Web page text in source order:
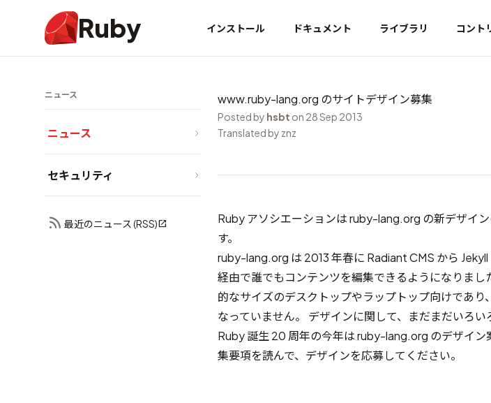
Ruby インストール ドキュメント ライブラリ コント
ニュース
ニュース
セキュリティ
最近のニュース (RSS)
www.ruby-lang.org のサイトデザイン募集
Posted by hsbt on 28 Sep 2013
Translated by znz
Ruby アソシエーションは ruby-lang.org の新デザイ
す。
ruby-lang.org は 2013 年春に Radiant CMS から
経由で誰でもコンテンツを編集できるようになりま
的なサイズのデスクトップやラップトップ向けであ
なっていません。 デザインに関して、まだまだいろい
Ruby 誕生 20 周年の今年は ruby-lang.org のデザイン
集要項を読んで、デザインを応募してください。